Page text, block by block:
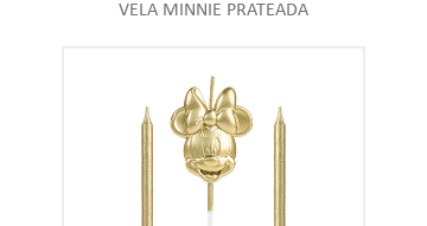
VELA MINNIE PRATEADA